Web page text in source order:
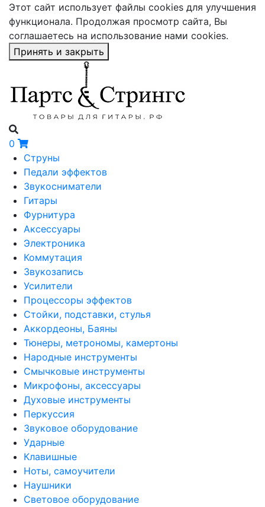
Этот сайт использует файлы cookies для улучшения
функционала. Продолжая просмотр сайта, Вы
соглашаетесь на использование нами cookies.
Принять и закрыть
0
Струны
Педали эффектов
Звукосниматели
Гитары
Фурнитура
Аксессуары
Электроника
Коммутация
Звукозапись
Усилители
Процессоры эффектов
Стойки, подставки, стулья
Аккордеоны, Баяны
Тюнеры, метрономы, камертоны
Народные инструменты
Смычковые инструменты
Микрофоны, аксессуары
Духовые инструменты
Перкуссия
Звуковое оборудование
Ударные
Клавишные
Ноты, самоучители
Наушники
Световое оборудование